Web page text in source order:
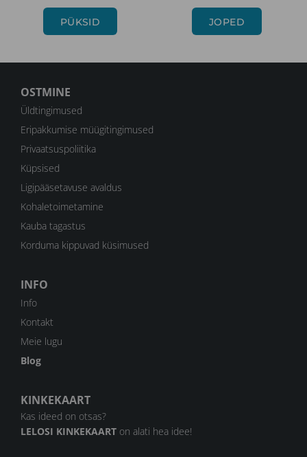
PÜKSID JOPED
OSTMINE
Üldtingimused
Eripakkumise müügitingimused
Privaatsuspoliitika
Küpsised
Ligipääsetavuse avaldus
Kohaletoimetamine
Kauba tagastus
Korduma kippuvad küsimused
INFO
Info
Kontakt
Meie lugu
Blog
KINKEKAART
Kas ideed on otsas?
LELOSI KINKEKAART on alati hea idee!